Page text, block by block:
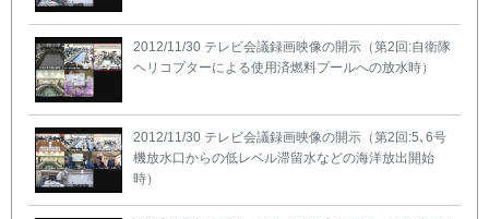
2012/11/30 テレビ会議録画映像の開示（第2回:自衛隊
ヘリコプターによる使用済燃料プールへの放水時）
2012/11/30 テレビ会議録画映像の開示（第2回:5､6号
機放水口からの低レベル滞留水などの海洋放出開始
時）